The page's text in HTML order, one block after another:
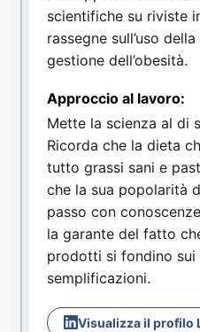
scientifiche su riviste
rassegne sull’uso
gestione dell’obesità.
Approccio al lavoro:
Mette la scienza al di
Ricorda che la dieta
tutto grassi sani e
che la sua popolarità
passo con
la garante del fatto
prodotti si fondino sui
semplificazioni.
Visualizza il profilo